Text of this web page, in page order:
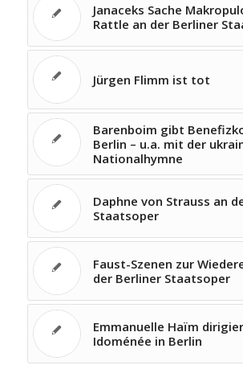
Janaceks Sache
Rattle an der Berliner
Jürgen Flimm ist tot
Barenboim gibt
Berlin – u.a. mit der
Nationalhymne
Daphne von Strauss an
Staatsoper
Faust-Szenen zur
der Berliner Staatsoper
Emmanuelle Haïm
Idoménée in Berlin